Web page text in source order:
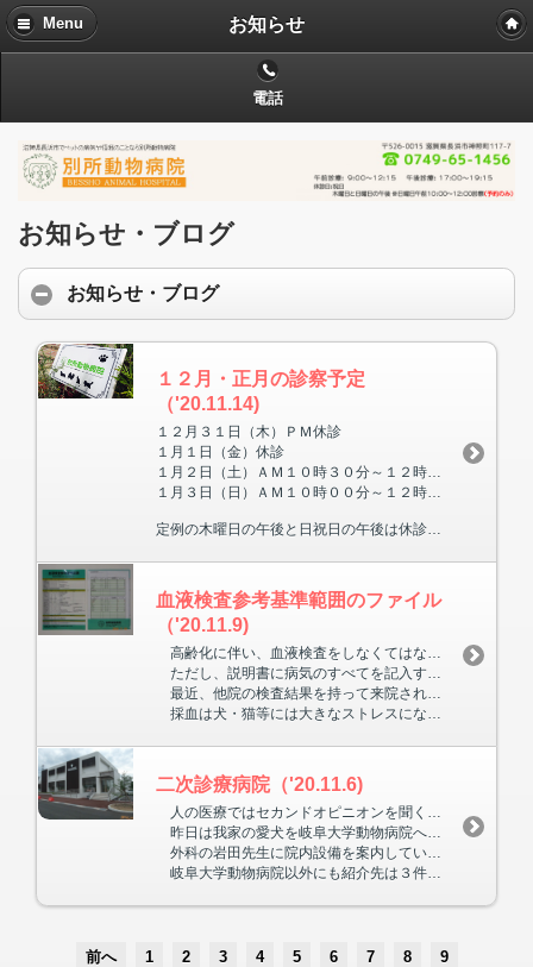
Menu お知らせ
電話
お知らせ・ブログ
お知らせ・ブログ
１２月・正月の診察予定
（'20.11.14)
１２月３１日（木）ＰＭ休診
１月１日（金）休診
１月２日（土）ＡＭ１０時３０分～１２時００分まで診察 ＰＭ休診
１月３日（日）ＡＭ１０時００分～１２時００分まで診察 ＰＭ休診
定例の木曜日の午後と日祝日の午後は休診です。
血液検査参考基準範囲のファイル
（'20.11.9)
ただし、説明書に病気のすべてを記入することはできません。又、基準範囲をはずれていたら病気とも限りません。詳しくは、臨床症状や他の検査結果と合わせて説明いたします。患者様のいる前で採血し、検査項目にもよりますが、早いと２０～３０分で結果が出ますので、すぐに治療を始められます。
最近、他院の検査結果を持って来院される方が多くなりましたが、投薬内容も教えていただくと、同じことを２回しなくてもよく、患者様への負担が軽くなります。
採血は犬・猫等には大きなストレスになりますので、必要時以外はできるだけ避けるべきです。しかし採血する以上は、できるだけ１回の採血で判定できるような項目を検査いたします。
二次診療病院（'20.11.6)
昨日は我家の愛犬を岐阜大学動物病院へ連れて行きました。生後４ヶ月位から原因不明のスキップ歩行を時々します。ＣＴ等で調べてもらいましたが、膝・靭帯・股関節などどこにも異常はありませんでした。専門医の診断を受けて一安心です。
外科の岩田先生に院内設備を案内していただき、当院の紹介した患者さん２件とも遭遇し、同行したスタッフ３人も楽しい１日を経験出来ました。紹介した方は、納得して喜んでおられる方が多いです。
岐阜大学動物病院以外にも紹介先は３件ありますが、紹介しなくてもいいようにレベルアップしたいものです。
前へ 1 2 3 4 5 6 7 8
9